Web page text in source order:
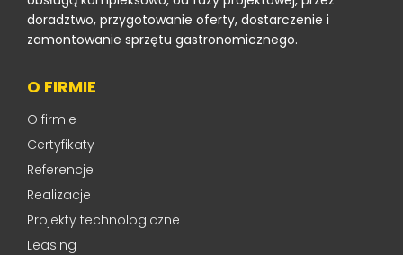
doradztwo, przygotowanie oferty, dostarczenie i
zamontowanie sprzętu gastronomicznego.
O FIRMIE
O firmie
Certyfikaty
Referencje
Realizacje
Projekty technologiczne
Leasing